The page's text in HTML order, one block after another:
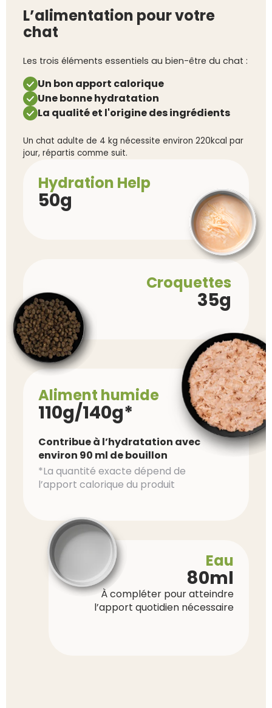
L’alimentation pour votre
chat
Les trois éléments essentiels au bien-être du chat :
Un bon apport calorique
Une bonne hydratation
La qualité et l'origine des ingrédients
Un chat adulte de 4 kg nécessite environ 220kcal par
jour, répartis comme suit.
Hydration Help
50g
Croquettes
35g
Aliment humide
110g/140g*
Contribue à l’hydratation avec
environ 90 ml de bouillon
*La quantité exacte dépend de
l’apport calorique du produit
Eau
80ml
À compléter pour atteindre
l’apport quotidien nécessaire